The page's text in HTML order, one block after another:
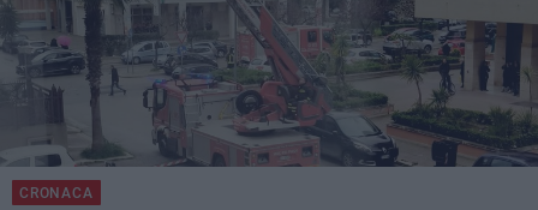
CRONACA